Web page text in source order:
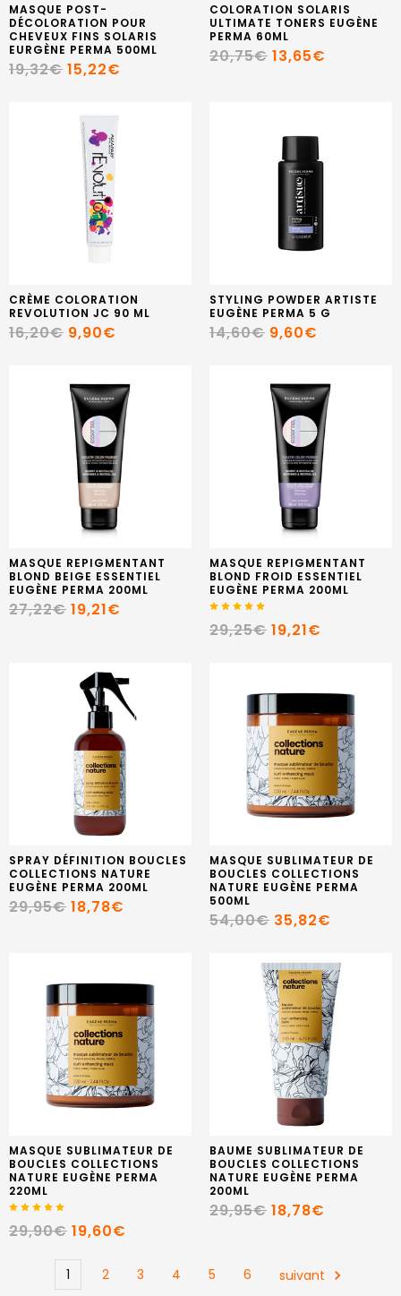
MASQUE POST-
DÉCOLORATION POUR
CHEVEUX FINS SOLARIS
EURGÈNE PERMA 500ML
19,32€ 15,22€
COLORATION SOLARIS
ULTIMATE TONERS EUGÈNE
PERMA 60ML
20,75€ 13,65€
CRÈME COLORATION
REVOLUTION JC 90 ML
16,20€ 9,90€
STYLING POWDER ARTISTE
EUGÈNE PERMA 5 G
14,60€ 9,60€
MASQUE REPIGMENTANT
BLOND BEIGE ESSENTIEL
EUGÈNE PERMA 200ML
27,22€ 19,21€
MASQUE REPIGMENTANT
BLOND FROID ESSENTIEL
EUGÈNE PERMA 200ML
29,25€ 19,21€
SPRAY DÉFINITION BOUCLES
COLLECTIONS NATURE
EUGÈNE PERMA 200ML
29,95€ 18,78€
MASQUE SUBLIMATEUR DE
BOUCLES COLLECTIONS
NATURE EUGÈNE PERMA
500ML
54,00€ 35,82€
MASQUE SUBLIMATEUR DE
BOUCLES COLLECTIONS
NATURE EUGÈNE PERMA
220ML
29,90€ 19,60€
BAUME SUBLIMATEUR DE
BOUCLES COLLECTIONS
NATURE EUGÈNE PERMA
200ML
29,95€ 18,78€
1 2 3 4 5 6 suivant